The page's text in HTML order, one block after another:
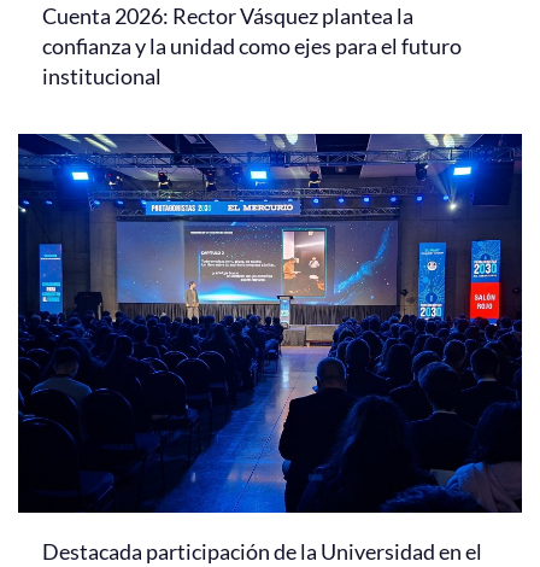
Cuenta 2026: Rector Vásquez plantea la
confianza y la unidad como ejes para el futuro
institucional
Destacada participación de la Universidad en el